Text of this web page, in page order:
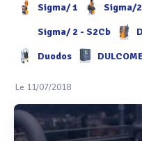
Sigma/ 1 Sigma/2
Sigma/ 2 - S2Cb
Duodos
Le 11/07/2018